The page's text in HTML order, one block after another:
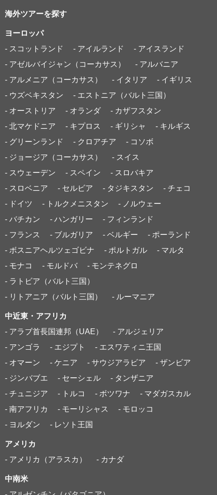
海外ツアーを探す
ヨーロッパ
- スコットランド
- アイルランド
- アイスランド
- アゼルバイジャン（コーカサス）
- アルバニア
- アルメニア（コーカサス）
- イタリア
- イギリス
- ウズベキスタン
- エストニア（バルト三国）
- オーストリア
- オランダ
- カザフスタン
- 北マケドニア
- キプロス - ギリシャ
- キルギス
- グリーンランド
- クロアチア
- コソボ
- ジョージア（コーカサス）
- スイス
- スウェーデン
- スペイン
- スロバキア
- スロベニア
- セルビア - タジキスタン
- チェコ
- ドイツ
- トルクメニスタン
- ノルウェー
- バチカン
- ハンガリー
- フィンランド
- フランス
- ブルガリア - ベルギー
- ポーランド
- ボスニアヘルツェゴビナ
- ポルトガル
- マルタ
- モナコ
- モルドバ
- モンテネグロ
- ラトビア（バルト三国）
- リトアニア（バルト三国）
- ルーマニア
中近東・アフリカ
- アラブ首長国連邦（UAE）
- アルジェリア
- アンゴラ
- エジプト
- エスワティニ王国
- オマーン
- ケニア - サウジアラビア
- ザンビア
- ジンバブエ
- セーシェル
- タンザニア
- チュニジア
- トルコ - ボツワナ
- マダガスカル
- 南アフリカ
- モーリシャス
- モロッコ
- ヨルダン
- レソト王国
アメリカ
- アメリカ（アラスカ）
- カナダ
中南米